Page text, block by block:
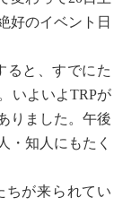
好のイベント日
ると、すでにた
いよいよTRPが
りました。午後
・知人にもたく
が来られてい